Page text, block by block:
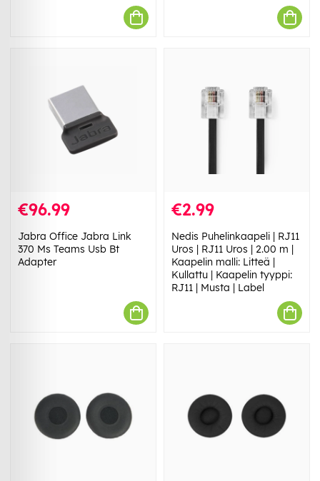
€96.99
Jabra Office Jabra Link
370 Ms Teams Usb Bt
Adapter
€2.99
Nedis Puhelinkaapeli | RJ11
Uros | RJ11 Uros | 2.00 m |
Kaapelin malli: Litteä |
Kullattu | Kaapelin tyyppi:
RJ11 | Musta | Label